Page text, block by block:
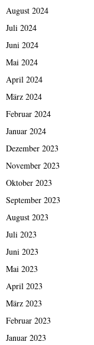
August 2024
Juli 2024
Juni 2024
Mai 2024
April 2024
März 2024
Februar 2024
Januar 2024
Dezember 2023
November 2023
Oktober 2023
September 2023
August 2023
Juli 2023
Juni 2023
Mai 2023
April 2023
März 2023
Februar 2023
Januar 2023